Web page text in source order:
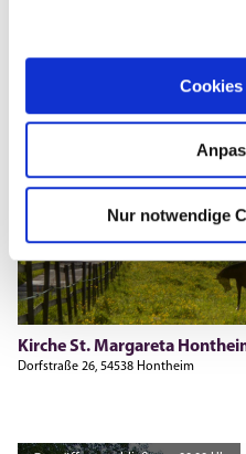
Nur notwendige
Kirche St. Margareta
Dorfstraße 26, 54538 Hontheim